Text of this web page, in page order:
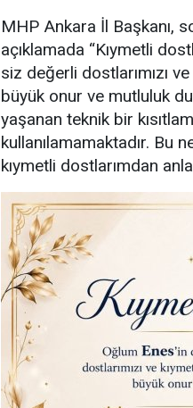
MHP Ankara İl Başkanı,
açıklamada “Kıymetli
siz değerli dostlarımızı
büyük onur ve mutluluk
yaşanan teknik bir
kullanılamamaktadır. Bu
kıymetli dostlarımdan